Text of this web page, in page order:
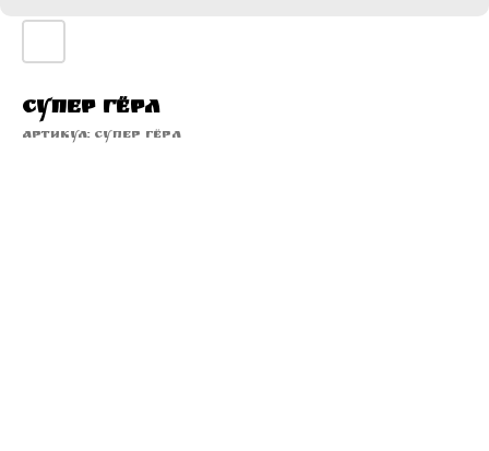
Супер Гёрл
Артикул: Супер Гёрл